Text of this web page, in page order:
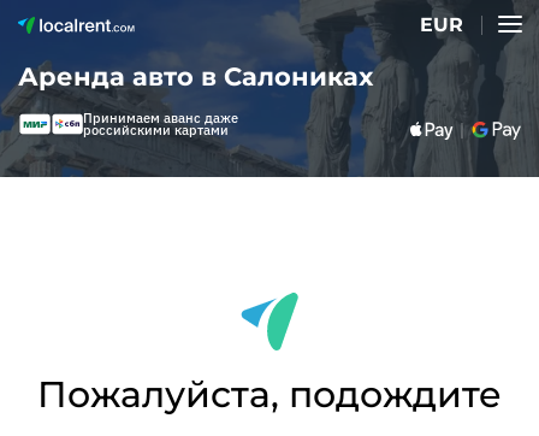
EUR
Аренда авто в Салониках
Принимаем аванс даже
российскими картами
Пожалуйста, подождите